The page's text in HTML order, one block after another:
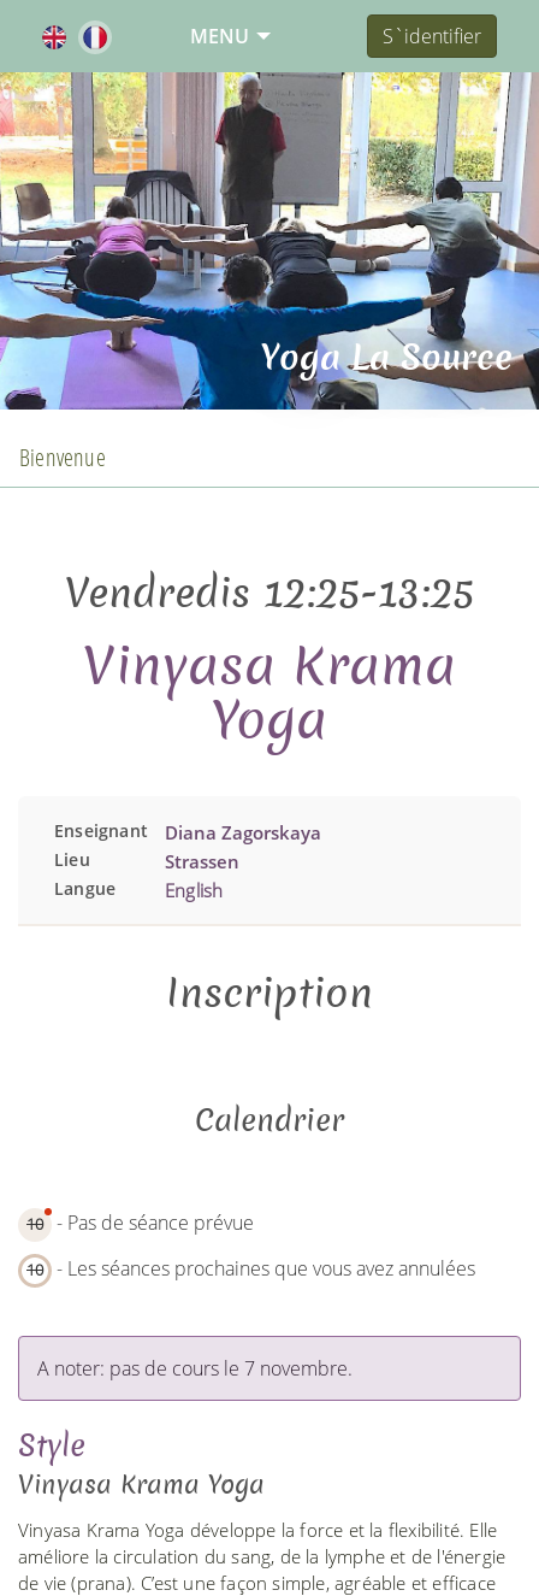
MENU S`identifier
Yoga La Source
Bienvenue
Vendredis 12:25-13:25
Vinyasa Krama
Yoga
Enseignant Diana Zagorskaya
Lieu Strassen
Langue English
Inscription
Calendrier
10 - Pas de séance prévue
10 - Les séances prochaines que vous avez annulées
A noter: pas de cours le 7 novembre.
Style
Vinyasa Krama Yoga
Vinyasa Krama Yoga développe la force et la flexibilité. Elle
améliore la circulation du sang, de la lymphe et de l'énergie
de vie (prana). C’est une façon simple, agréable et efficace